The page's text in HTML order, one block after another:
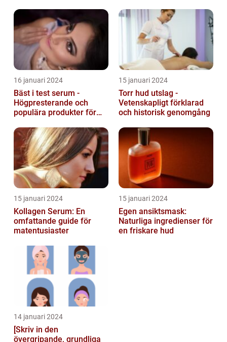
lösni...
16 januari 2024
Bäst i test serum -
Högpresterande och
populära produkter för
15 januari 2024
Torr hud utslag -
Vetenskapligt förklarad
och historisk genomgång
15 januari 2024
Kollagen Serum: En
omfattande guide för
matentusiaster
15 januari 2024
Egen ansiktsmask:
Naturliga ingredienser för
en friskare hud
14 januari 2024
[Skriv in den
övergripande, grundliga